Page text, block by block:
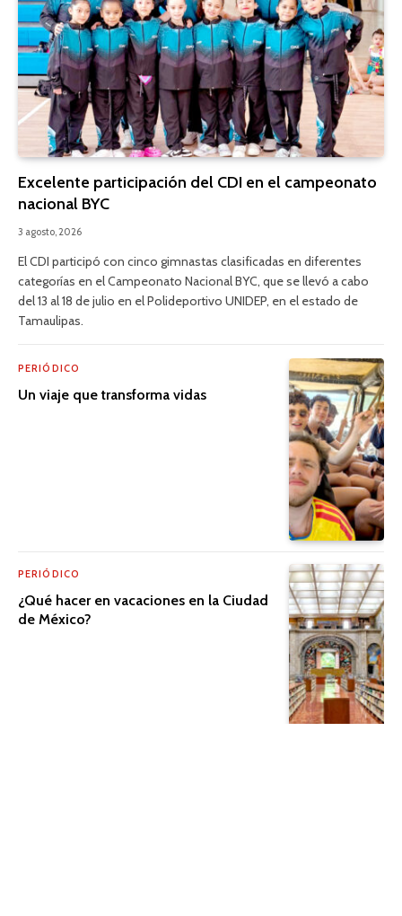
Excelente participación del CDI en el campeonato
nacional BYC
3 agosto, 2026
El CDI participó con cinco gimnastas clasificadas en diferentes
categorías en el Campeonato Nacional BYC, que se llevó a cabo
del 13 al 18 de julio en el Polideportivo UNIDEP, en el estado de
Tamaulipas.
PERIÓDICO
Un viaje que transforma vidas
PERIÓDICO
¿Qué hacer en vacaciones en la Ciudad
de México?